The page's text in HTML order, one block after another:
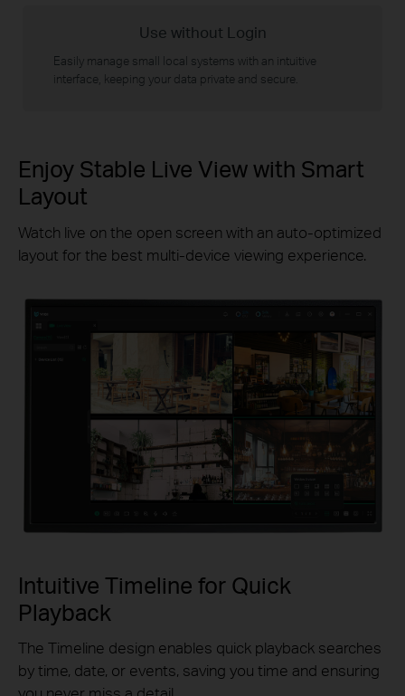
Use without Login
Easily manage small local systems with an intuitive
interface, keeping your data private and secure.
Enjoy Stable Live View with Smart
Layout
Watch live on the open screen with an auto-optimized
layout for the best multi-device viewing experience.
Intuitive Timeline for Quick
Playback
The Timeline design enables quick playback searches
by time, date, or events, saving you time and ensuring